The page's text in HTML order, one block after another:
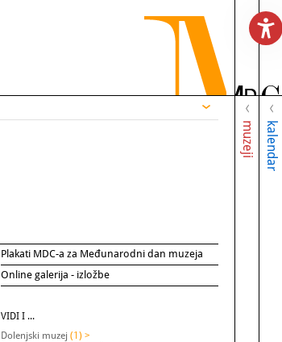
muzeji kalendar
Plakati MDC-a za Međunarodni dan muzeja
Online galerija - izložbe
VIDI I ...
Dolenjski muzej (1) >